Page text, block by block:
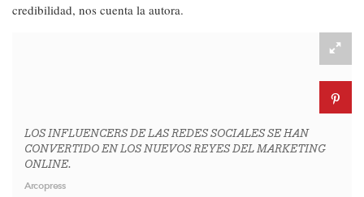
credibilidad, nos cuenta la autora.
LOS INFLUENCERS DE LAS REDES SOCIALES SE HAN
CONVERTIDO EN LOS NUEVOS REYES DEL MARKETING
ONLINE.
Arcopress